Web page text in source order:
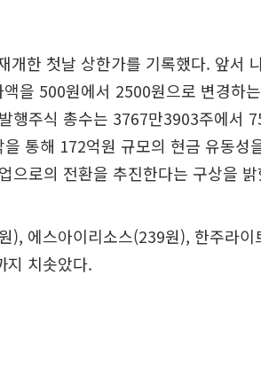
한 첫날 상한가를 기록했다. 앞서
을 500원에서 2500원으로 변경하
행주식 총수는 3767만3903주에서
통해 172억원 규모의 현금 유동성
으로의 전환을 추진한다는 구상을
), 에스아이리소스(239원), 한주라이
지 치솟았다.